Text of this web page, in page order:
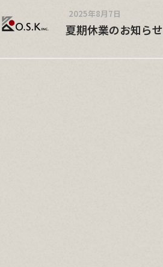
2025年8月7日
夏期休業のお知らせ